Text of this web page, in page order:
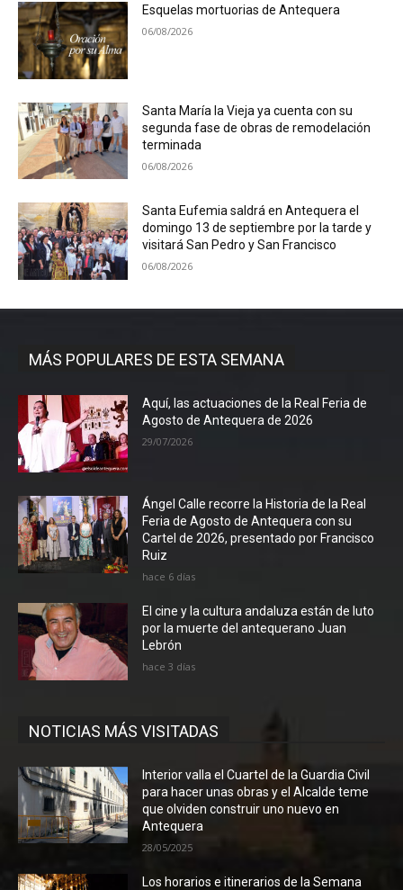
Esquelas mortuorias de Antequera
06/08/2026
Santa María la Vieja ya cuenta con su
segunda fase de obras de remodelación
terminada
06/08/2026
Santa Eufemia saldrá en Antequera el
domingo 13 de septiembre por la tarde y
visitará San Pedro y San Francisco
06/08/2026
MÁS POPULARES DE ESTA SEMANA
Aquí, las actuaciones de la Real Feria de
Agosto de Antequera de 2026
29/07/2026
Ángel Calle recorre la Historia de la Real
Feria de Agosto de Antequera con su
Cartel de 2026, presentado por Francisco
Ruiz
hace 6 días
El cine y la cultura andaluza están de luto
por la muerte del antequerano Juan
Lebrón
hace 3 días
NOTICIAS MÁS VISITADAS
Interior valla el Cuartel de la Guardia Civil
para hacer unas obras y el Alcalde teme
que olviden construir uno nuevo en
Antequera
28/05/2025
Los horarios e itinerarios de la Semana